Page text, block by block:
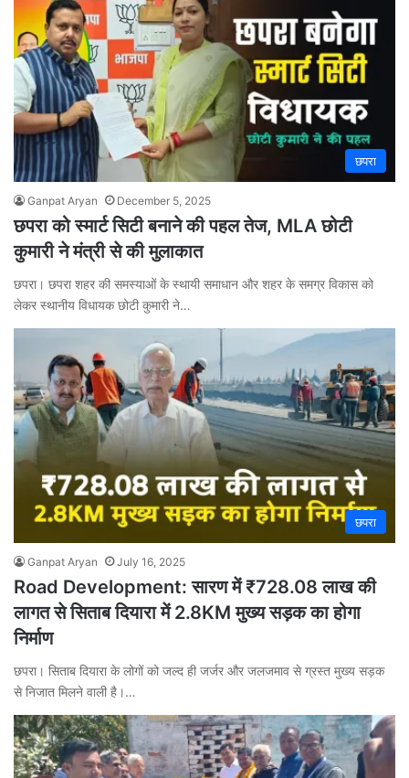
छपरा
Ganpat Aryan December 5, 2025
छपरा को स्मार्ट सिटी बनाने की पहल तेज, MLA छोटी
कुमारी ने मंत्री से की मुलाकात
छपरा। छपरा शहर की समस्याओं के स्थायी समाधान और शहर के समग्र विकास को
लेकर स्थानीय विधायक छोटी कुमारी ने…
छपरा
Ganpat Aryan July 16, 2025
Road Development: सारण में ₹728.08 लाख की
लागत से सिताब दियारा में 2.8KM मुख्य सड़क का होगा
निर्माण
छपरा। सिताब दियारा के लोगों को जल्द ही जर्जर और जलजमाव से ग्रस्त मुख्य सड़क
से निजात मिलने वाली है।…